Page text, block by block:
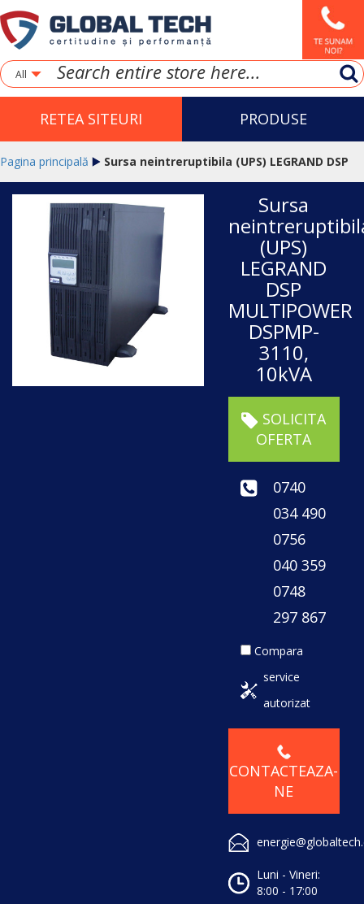
All
RETEA SITEURI PRODUSE
Pagina principală Sursa neintreruptibila (UPS) LEGRAND DSP
MULTIPOWER DSPMP-3110, 10kVA Sursa
(UPS)
LEGRAND
DSP
MULTIPOWER
DSPMP-
3110,
10kVA
SOLICITA
OFERTA
0740
034 490
0756
040 359
0748
297 867
Compara
service
autorizat
CONTACTEAZA-
NE
Luni - Vineri:
8:00 - 17:00